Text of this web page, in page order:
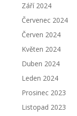
Září 2024
Červenec 2024
Červen 2024
Květen 2024
Duben 2024
Leden 2024
Prosinec 2023
Listopad 2023